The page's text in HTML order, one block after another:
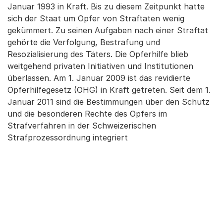
Januar 1993 in Kraft. Bis zu diesem Zeitpunkt hatte
sich der Staat um Opfer von Straftaten wenig
gekümmert. Zu seinen Aufgaben nach einer Straftat
gehörte die Verfolgung, Bestrafung und
Resozialisierung des Täters. Die Opferhilfe blieb
weitgehend privaten Initiativen und Institutionen
überlassen. Am 1. Januar 2009 ist das revidierte
Opferhilfegesetz (OHG) in Kraft getreten. Seit dem 1.
Januar 2011 sind die Bestimmungen über den Schutz
und die besonderen Rechte des Opfers im
Strafverfahren in der Schweizerischen
Strafprozessordnung integriert